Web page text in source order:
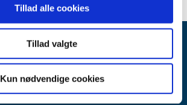
Tillad alle cookies
Tillad valgte
Kun nødvendige cookies